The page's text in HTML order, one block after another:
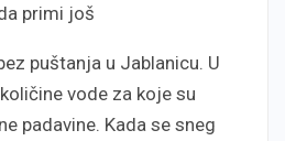
primi još
puštanja u Jablanicu. U
vode za koje su
padavine. Kada se sneg